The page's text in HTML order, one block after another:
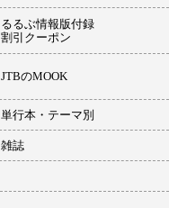
るるぶ情報版付録
割引クーポン
JTBのMOOK
単行本・テーマ別
雑誌